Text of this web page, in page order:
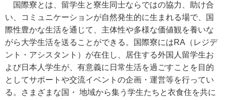
国際寮とは、留学生と寮生同士ならではの協力、助け合
い、コミュニケーションが自然発生的に生まれる場で、国
際性豊かな生活を通じて、主体性や多様な価値観を養いな
がら大学生活を送ることができる。国際寮にはRA（レジデ
ント・アシスタント）が在住し、居住する外国人留学生お
よび日本人学生が、有意義に日常生活を過ごすことを目的
としてサポートや交流イベントの企画・運営等を行ってい
る。さまざまな国・ 地域から集う学生たちと衣食住を共に